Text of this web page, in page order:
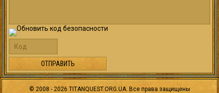
© 2008 - 2026 TITANQUEST.ORG.UA. Все права защищены